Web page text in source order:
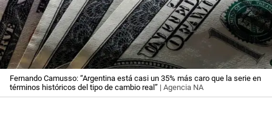
Fernando Camusso: “Argentina está casi un 35% más caro que la serie en
términos históricos del tipo de cambio real” | Agencia NA